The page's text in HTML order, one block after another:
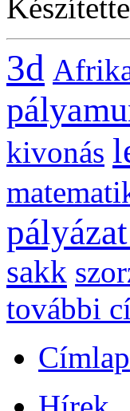
3d
kivonás
sakk
további
Címlap